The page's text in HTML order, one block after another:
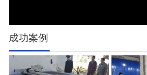
成功案例